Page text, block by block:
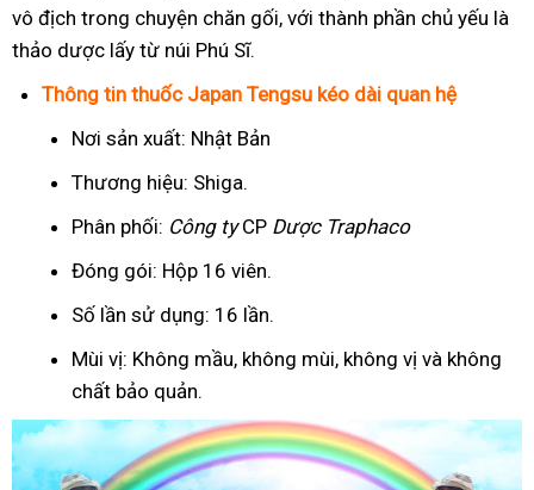
vô địch trong chuyện chăn gối, với thành phần chủ yếu là
thảo dược lấy từ núi Phú Sĩ.
Thông tin thuốc Japan Tengsu kéo dài quan hệ
Nơi sản xuất: Nhật Bản
Thương hiệu: Shiga.
Phân phối: Công tyCP Dược Traphaco
Đóng gói: Hộp 16 viên.
Số lần sử dụng: 16 lần.
Mùi vị: Không mầu, không mùi, không vị và không
chất bảo quản.